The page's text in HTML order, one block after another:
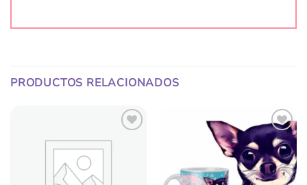
PRODUCTOS RELACIONADOS
Añadir
a la
lista
de
deseos